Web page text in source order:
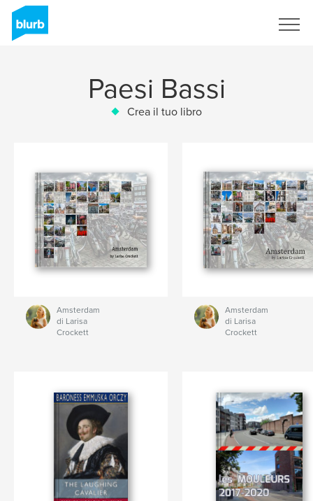
Paesi Bassi
Crea il tuo libro
Amsterdam
di Larisa
Crockett
Amsterdam
di Larisa
Crockett